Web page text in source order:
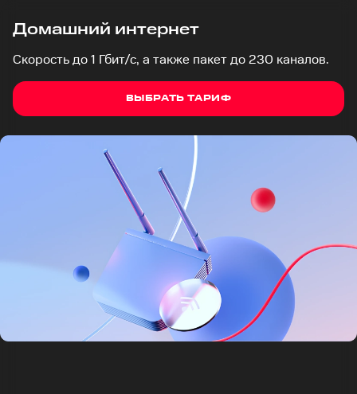
Домашний интернет
Скорость до 1 Гбит/с, а также пакет до 230 каналов.
ВЫБРАТЬ ТАРИФ